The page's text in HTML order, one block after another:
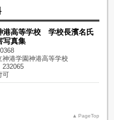
港高等学校 学校長濱名氏
写真集
港学園神港高等学校
232065
可
PageTop